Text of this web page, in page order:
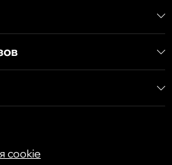
«Shopping MallDova»
cookie